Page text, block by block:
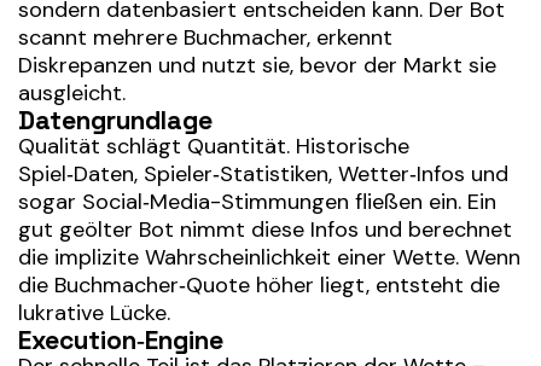
sondern datenbasiert entscheiden kann. Der Bot
scannt mehrere Buchmacher, erkennt
Diskrepanzen und nutzt sie, bevor der Markt sie
ausgleicht.
Datengrundlage
Qualität schlägt Quantität. Historische
Spiel‑Daten, Spieler‑Statistiken, Wetter‑Infos und
sogar Social‑Media-Stimmungen fließen ein. Ein
gut geölter Bot nimmt diese Infos und berechnet
die implizite Wahrscheinlichkeit einer Wette. Wenn
die Buchmacher‑Quote höher liegt, entsteht die
lukrative Lücke.
Execution‑Engine